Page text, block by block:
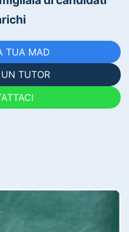
TUA MAD
TUTOR